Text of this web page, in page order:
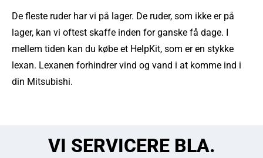
De fleste ruder har vi på lager. De ruder, som ikke er på
lager, kan vi oftest skaffe inden for ganske få dage. I
mellem tiden kan du købe et HelpKit, som er en stykke
lexan. Lexanen forhindrer vind og vand i at komme ind i
din Mitsubishi.
VI SERVICERE BLA.